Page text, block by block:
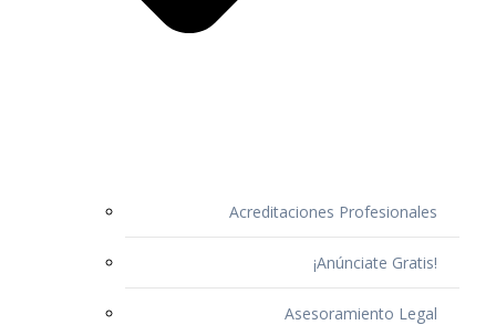
Acreditaciones Profesionales
¡Anúnciate Gratis!
Asesoramiento Legal